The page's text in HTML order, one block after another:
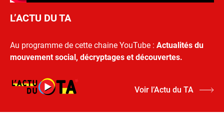
L’ACTU DU TA
Au programme de cette chaine YouTube : Actualités du
mouvement social, décryptages et découvertes.
Voir l’Actu du TA